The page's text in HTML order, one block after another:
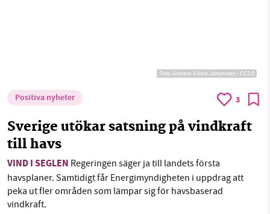
Foto:Andreas Klinke Johannsen / CC2.0
Positiva nyheter 3
Sverige utökar satsning på vindkraft
till havs
VIND I SEGLEN Regeringen säger ja till landets första
havsplaner. Samtidigt får Energimyndigheten i uppdrag att
peka ut fler områden som lämpar sig för havsbaserad
vindkraft.